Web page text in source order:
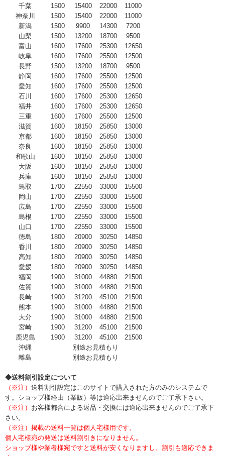
千葉
1500 15400 22000
11000
神奈川
1500 15400 22000
11000
新潟
1500 9900 14300
7200
山梨
1500 13200 18700
9500
富山
1600 17600 25300
12650
岐阜
1600 17600 25500
12500
長野
1500 13200 18700
9500
静岡
1600 17600 25500
12500
愛知
1600 17600 25500
12500
石川
1600 17600 25300
12650
福井
1600 17600 25300
12650
三重
1600 17600 25500
12500
滋賀
1600 18150 25850
13000
京都
1600 18150 25850
13000
奈良
1600 18150 25850
13000
和歌山
1600 18150 25850
13000
大阪
1600 18150 25850
13000
兵庫
1600 18150 25850
13000
鳥取
1700 22550 33000
15500
岡山
1700 22550 33000
15500
広島
1700 22550 33000
15500
島根
1700 22550 33000
15500
山口
1700 22550 33000
15500
徳島
1800 20900 30250
14850
香川
1800 20900 30250
14850
高知
1800 20900 30250
14850
愛媛
1800 20900 30250
14850
福岡
1900 31000 44880
21500
佐賀
1900 31000 44880
21500
長崎
1900 31200 45100
21500
熊本
1900 31000 44880
21500
大分
1900 31000 44880
21500
宮崎
1900 31200 45100
21500
鹿児島
1900 31200 45100
21500
沖縄
別途お見積もり
離島
別途お見積もり
◆送料割引設定について
（※注） 送料割引設定はこのサイトで購入された方のみのシステムで
す。ショップ様経由（業販）等は適応出来ませんのでご了承下さい。
（※注） お客様都合による返品・交換には適応出来ませんのでご了承下
さい。
（※注）掲載の送料一覧は個人宅様用です。
個人宅様宛の発送は送料割引きになりません。
ショップ様や業者様宛ですと送料が安くなりますし、割引も適応できま